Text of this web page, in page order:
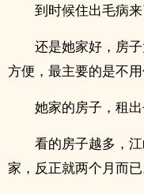
到时候住出毛病
还是她家好，房
方便，最主要的是不用
她家的房子，租
看的房子越多，
家，反正就两个月而已